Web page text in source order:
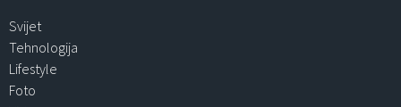
Svijet
Tehnologija
Lifestyle
Foto